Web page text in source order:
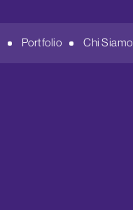
Portfolio Chi Siamo